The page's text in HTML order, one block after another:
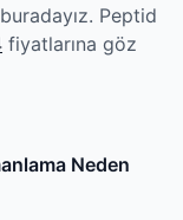
buradayız. Peptid
fiyatlarına göz
Neden